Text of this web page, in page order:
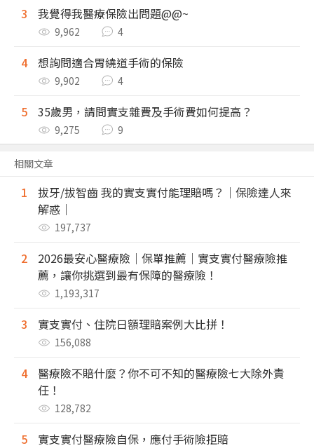
3 我覺得我醫療保險出問題@@~
9,962 4
4 想詢問適合胃繞道手術的保險
9,902 4
5 35歲男，請問實支雜費及手術費如何提高？
9,275 9
相關文章
1
拔牙/拔智齒 我的實支實付能理賠嗎？｜保險達人來
解惑｜
197,737
2
2026最安心醫療險｜保單推薦｜實支實付醫療險推
薦，讓你挑選到最有保障的醫療險！
1,193,317
3 實支實付、住院日額理賠案例大比拼！
156,088
4
醫療險不賠什麼？你不可不知的醫療險七大除外責
任！
128,782
5 實支實付醫療險自保，應付手術險拒賠